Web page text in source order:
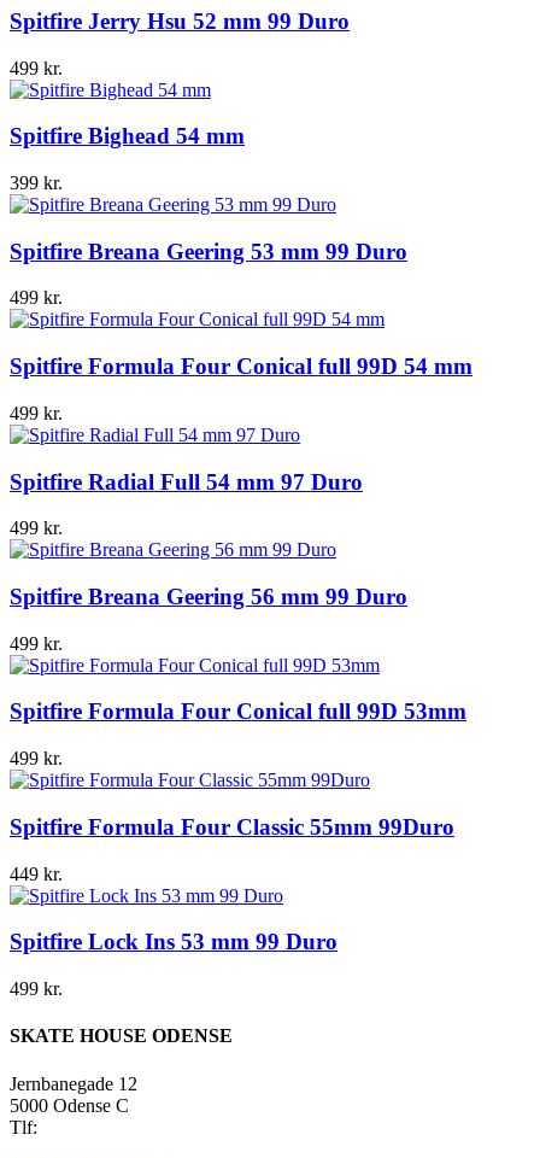
Spitfire Jerry Hsu 52 mm 99 Duro
499 kr.
Spitfire Bighead 54 mm
399 kr.
Spitfire Breana Geering 53 mm 99 Duro
499 kr.
Spitfire Formula Four Conical full 99D 54 mm
499 kr.
Spitfire Radial Full 54 mm 97 Duro
499 kr.
Spitfire Breana Geering 56 mm 99 Duro
499 kr.
Spitfire Formula Four Conical full 99D 53mm
499 kr.
Spitfire Formula Four Classic 55mm 99Duro
449 kr.
Spitfire Lock Ins 53 mm 99 Duro
499 kr.
SKATE HOUSE ODENSE
Jernbanegade 12
5000 Odense C
Tlf: